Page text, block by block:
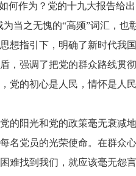
何作为？党的十九大报告给
当之无愧的“高频”词汇，也
想指引下，明确了新时代我
，强调了把党的群众路线贯
党的初心是人民，情怀是人
的阳光和党的政策毫无衰减
名党员的光荣使命。在群众
难找到我们，就应该毫无怨言